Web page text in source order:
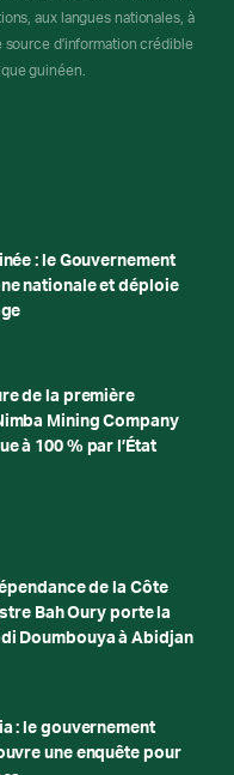
aux langues nationales, à
source d'information crédible
guinéen.
: le Gouvernement
nationale et déploie
de la première
Mining Company
à 100 % par l’État
de la Côte
Bah Oury porte la
Doumbouya à Abidjan
: le gouvernement
une enquête pour